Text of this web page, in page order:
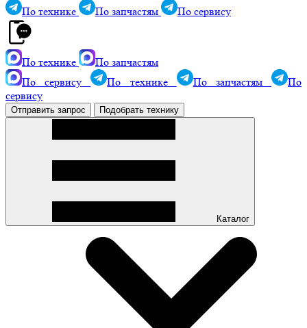
По технике По запчастям По сервису
По технике
По запчастям
По сервису
По технике По запчастям
По
сервису
Отправить запрос Подобрать технику
Каталог